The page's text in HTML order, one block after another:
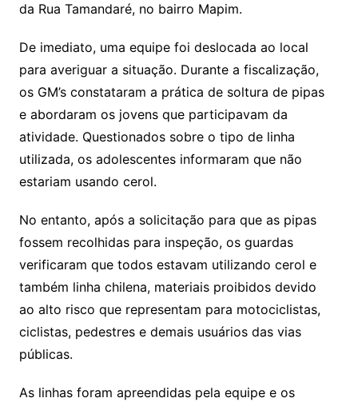
da Rua Tamandaré, no bairro Mapim.
De imediato, uma equipe foi deslocada ao local
para averiguar a situação. Durante a fiscalização,
os GM’s constataram a prática de soltura de pipas
e abordaram os jovens que participavam da
atividade. Questionados sobre o tipo de linha
utilizada, os adolescentes informaram que não
estariam usando cerol.
No entanto, após a solicitação para que as pipas
fossem recolhidas para inspeção, os guardas
verificaram que todos estavam utilizando cerol e
também linha chilena, materiais proibidos devido
ao alto risco que representam para motociclistas,
ciclistas, pedestres e demais usuários das vias
públicas.
As linhas foram apreendidas pela equipe e os